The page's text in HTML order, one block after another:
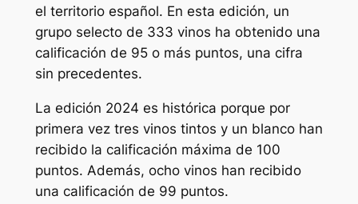
el territorio español. En esta edición, un
grupo selecto de 333 vinos ha obtenido una
calificación de 95 o más puntos, una cifra
sin precedentes.
La edición 2024 es histórica porque por
primera vez tres vinos tintos y un blanco han
recibido la calificación máxima de 100
puntos. Además, ocho vinos han recibido
una calificación de 99 puntos.